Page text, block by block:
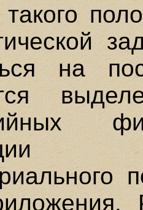
на